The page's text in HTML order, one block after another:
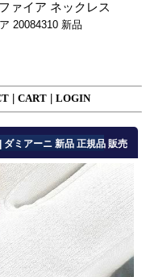
ァイア ネックレス
20084310 新品
CART LOGIN
ダミアーニ 新品 正規品 販売